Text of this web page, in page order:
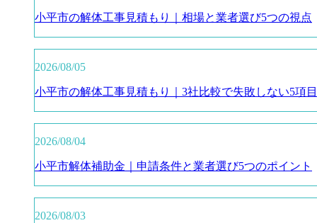
小平市の解体工事見積もり｜相場と業者選び5つの視点
2026/08/05
小平市の解体工事見積もり｜3社比較で失敗しない5項目
2026/08/04
小平市解体補助金｜申請条件と業者選び5つのポイント
2026/08/03